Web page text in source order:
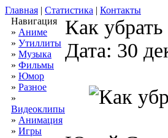
Главная | Статистика | Контакты
Навигация
» Аниме
» Утиллиты
» Музыка
» Фильмы
» Юмор
» Разное
»
Видеоклипы
» Анимация
» Игры
Как
Дата: 30